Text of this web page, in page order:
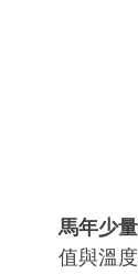
馬年少
值與溫